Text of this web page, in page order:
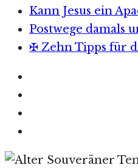
Kann Jesus ein
Postwege damals
✠ Zehn Tipps für